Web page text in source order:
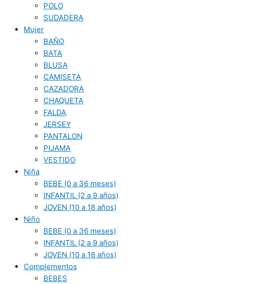
POLO
SUDADERA
Mujer
BAÑO
BATA
BLUSA
CAMISETA
CAZADORA
CHAQUETA
FALDA
JERSEY
PANTALON
PIJAMA
VESTIDO
Niña
BEBE (0 a 36 meses)
INFANTIL (2 a 9 años)
JOVEN (10 a 18 años)
Niño
BEBE (0 a 36 meses)
INFANTIL (2 a 9 años)
JOVEN (10 a 18 años)
Complementos
BEBES